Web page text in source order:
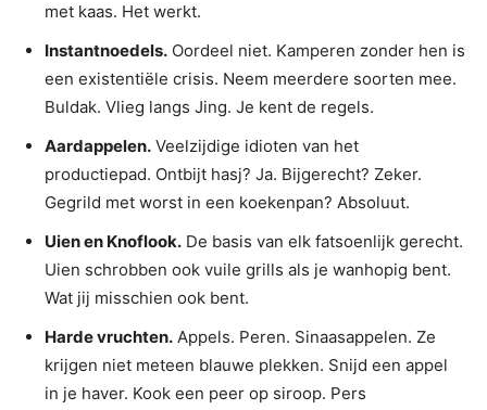
met kaas. Het werkt.
Instantnoedels. Oordeel niet. Kamperen zonder hen is
een existentiële crisis. Neem meerdere soorten mee.
Buldak. Vlieg langs Jing. Je kent de regels.
Aardappelen. Veelzijdige idioten van het
productiepad. Ontbijt hasj? Ja. Bijgerecht? Zeker.
Gegrild met worst in een koekenpan? Absoluut.
Uien en Knoflook. De basis van elk fatsoenlijk gerecht.
Uien schrobben ook vuile grills als je wanhopig bent.
Wat jij misschien ook bent.
Harde vruchten. Appels. Peren. Sinaasappelen. Ze
krijgen niet meteen blauwe plekken. Snijd een appel
in je haver. Kook een peer op siroop. Pers